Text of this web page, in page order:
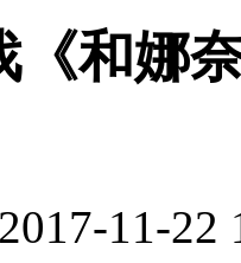
《和娜
11-22